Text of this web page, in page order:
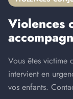
Violences
Vous êtes victime
intervient en
vos enfants.